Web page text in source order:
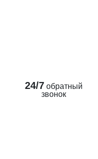
24/7 обратный
звонок